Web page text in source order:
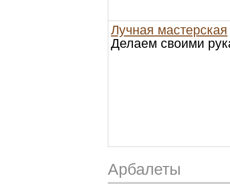
Лучная мастерская
Делаем своими
Арбалеты